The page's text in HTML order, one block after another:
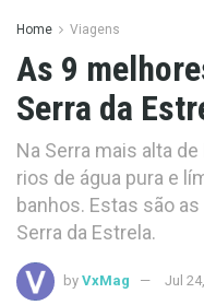
Home Viagens
As 9
Serra da
Na Serra mais alta
rios de água pura e
banhos. Estas são
Serra da Estrela.
by VxMag Jul